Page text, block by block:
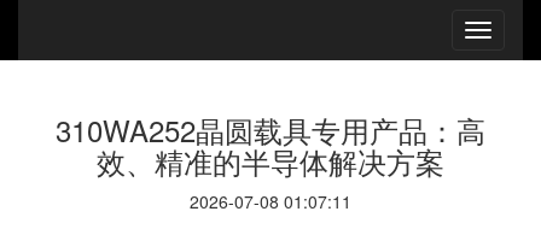
310WA252晶圆载具专用产品：高
效、精准的半导体解决方案
2026-07-08 01:07:11